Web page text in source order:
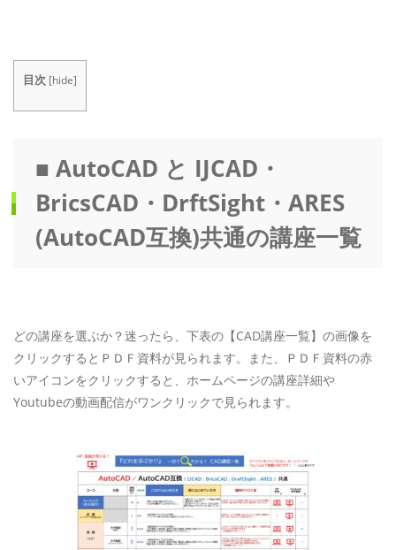
目次 [hide]
■ AutoCAD と IJCAD・
BricsCAD・DrftSight・ARES
(AutoCAD互換)共通の講座一覧
どの講座を選ぶか？迷ったら、下表の【CAD講座一覧】の画像を
クリックするとＰＤＦ資料が見られます。また、ＰＤＦ資料の赤
いアイコンをクリックすると、ホームページの講座詳細や
Youtubeの動画配信がワンクリックで見られます。